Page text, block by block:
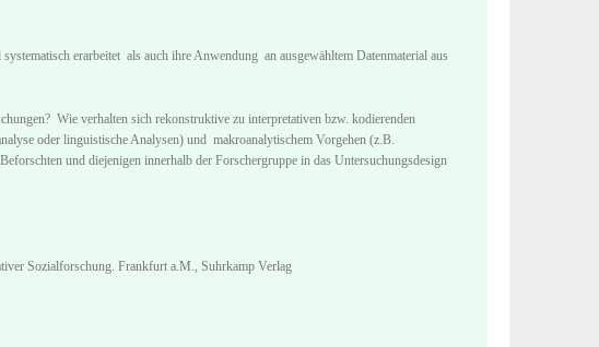
erarbeitet als auch ihre Anwendung an ausgewähltem Datenmaterial aus
Wie verhalten sich rekonstruktive zu interpretativen bzw. kodierenden
oder linguistische Analysen) und makroanalytischem Vorgehen (z.B.
und diejenigen innerhalb der Forschergruppe in das Untersuchungsdesign
Sozialforschung. Frankfurt a.M., Suhrkamp Verlag